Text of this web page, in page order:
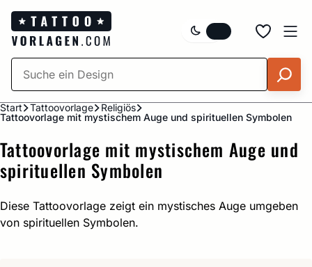
Zum
Inhalt
springen
Start Tattoovorlage
Religiös
Tattoovorlage mit mystischem Auge und spirituellen Symbolen
Tattoovorlage mit mystischem Auge und
spirituellen Symbolen
Diese Tattoovorlage zeigt ein mystisches Auge umgeben
von spirituellen Symbolen.